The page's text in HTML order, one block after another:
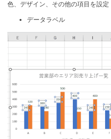
色、デザイン、その他の項目を設定
データラベル